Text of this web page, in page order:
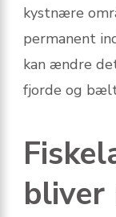
kystnære
permanent
kan ændre
fjorde og
bliver